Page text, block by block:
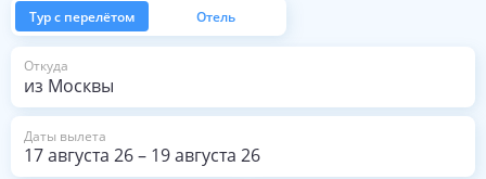
51 всего. Сады очень просторные,
поэтому было легко угодить всем.
Вид из сада прекрасные от этого
поднятого расположения. Внутри,
деревенские дома, светлые и
просторные и очень чистые.
Дорис очень приятный и
отзывчивый. Рекомендую этот
отель полностью.
Тур с перелётом Отель
Откуда
из Москвы
Даты вылета
17 августа 26– 19 августа 26